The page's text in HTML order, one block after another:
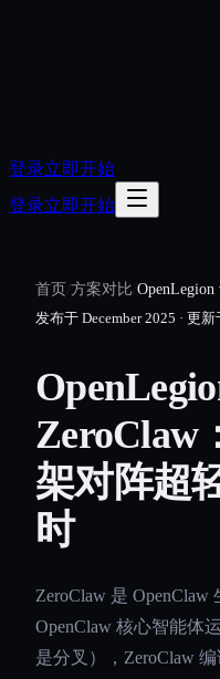
登录立即开始
登录立即开始
首页 /方案对比/
发布于 December 2025 · 更新
ZeroClaw
架对阵超
时
ZeroClaw 是
OpenClaw 核心智能体
是分叉），ZeroClaw